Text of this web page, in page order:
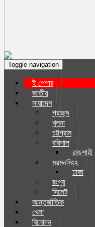
Toggle navigation
ই পেপার
জাতীয়
সারাদেশ
প্রচ্ছদ
খুলনা
চট্টগ্রাম
বরিশাল
রাজশাহী
ময়মনসিংহ
ঢাকা
রংপুর
সিলেট
আন্তর্জাতিক
খেলা
বিনোদন